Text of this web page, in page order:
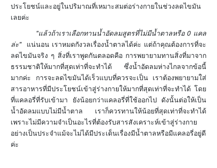
ประโยชน์และอยู่ในปริมาณที่เหมาะสมต่อร่างกายในช่วงลดไขมัน
เลยค่ะ
"แล้วถ้าเราเลือกทานน้ำอัดลมสูตรที่ไม่มีน้ำตาลหรือ 0 แคล
ล่ะ"แน่นอน เราหมดกังวลเรื่องน้ำตาลได้ค่ะ แต่ถ้าคุณต้องการที่จะ
ลดไขมันจริง ๆ สิ่งที่เราพูดกันตลอดคือ การพยายามทานสิ่งที่มาจาก
ธรรมชาติให้มากที่สุดเท่าที่จะทำได้ ซึ่งน้ำอัดลมห่างไกลจากข้อนี้
มากค่ะ การจะลดไขมันได้เร็วแบบที่ควรจะเป็น เราต้องพยายามใส่
สารอาหารที่มีประโยชน์เข้าสู่ร่างกายให้มากที่สุดเท่าที่จะทำได้ โดย
ที่แคลอรี่ที่รับเข้ามา ยังน้อยกว่าแคลอรี่ที่ใช้ออกไป ดังนั้นต่อให้เป็น
น้ำอัดลมแบบไม่มีน้ำตาล เราก็ควรทานให้น้อยที่สุดเท่าที่จะทำได้
เพราะไม่มีความจำเป็นอะไรที่ต้องรับสารสังเคราะห์เข้าสู่ร่างกาย
อย่างเป็นประจำแม้จะไม่ได้มีประเด็นเรื่องมีน้ำตาลหรือมีแคลอรี่อยู่ดี
ค่ะ